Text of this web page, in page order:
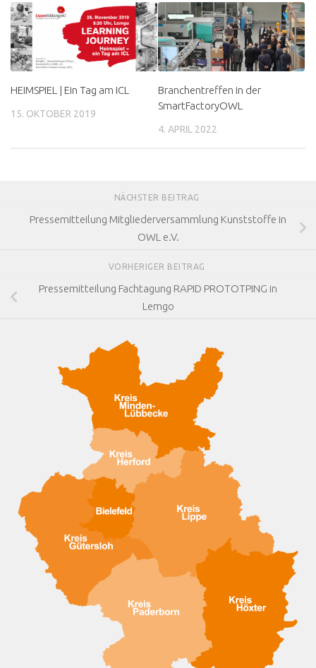
HEIMSPIEL | Ein Tag am ICL
15. OKTOBER 2019
Branchentreffen in der
SmartFactoryOWL
4. APRIL 2022
NÄCHSTER BEITRAG
Pressemitteilung Mitgliederversammlung Kunststoffe in
OWL e.V.
VORHERIGER BEITRAG
Pressemitteilung Fachtagung RAPID PROTOTPING in
Lemgo